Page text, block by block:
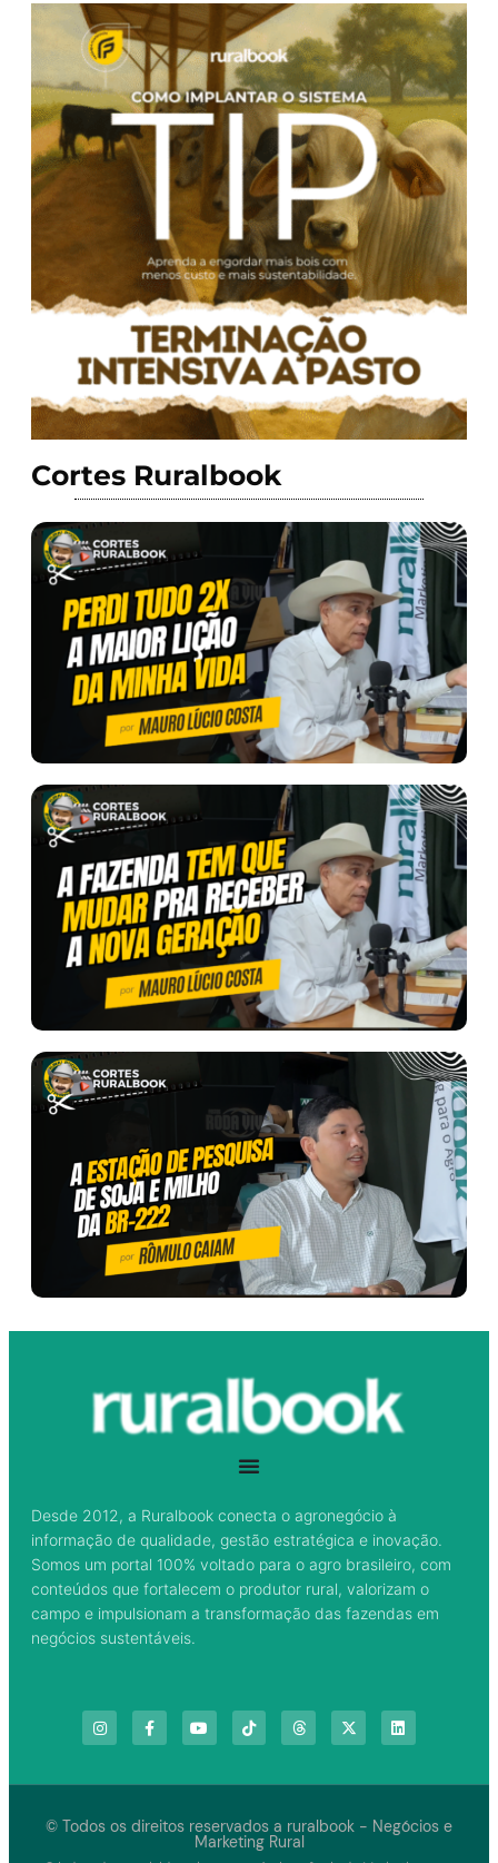
Cortes Ruralbook
Desde 2012, a Ruralbook conecta o agronegócio à
informação de qualidade, gestão estratégica e inovação.
Somos um portal 100% voltado para o agro brasileiro, com
conteúdos que fortalecem o produtor rural, valorizam o
campo e impulsionam a transformação das fazendas em
negócios sustentáveis.
© Todos os direitos reservados a ruralbook - Negócios e
Marketing Rural